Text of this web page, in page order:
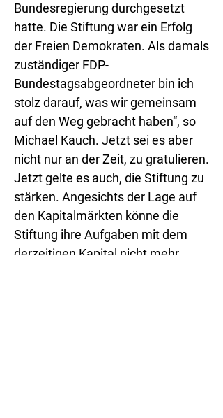
Bundesregierung durchgesetzt
hatte. Die Stiftung war ein Erfolg
der Freien Demokraten. Als damals
zuständiger FDP-
Bundestagsabgeordneter bin ich
stolz darauf, was wir gemeinsam
auf den Weg gebracht haben“, so
Michael Kauch. Jetzt sei es aber
nicht nur an der Zeit, zu gratulieren.
Jetzt gelte es auch, die Stiftung zu
stärken. Angesichts der Lage auf
den Kapitalmärkten könne die
Stiftung ihre Aufgaben mit dem
derzeitigen Kapital nicht mehr